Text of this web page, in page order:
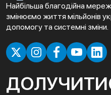
Найбільша благодійна
змінюємо життя мільйонів
допомогу та системні зміни.